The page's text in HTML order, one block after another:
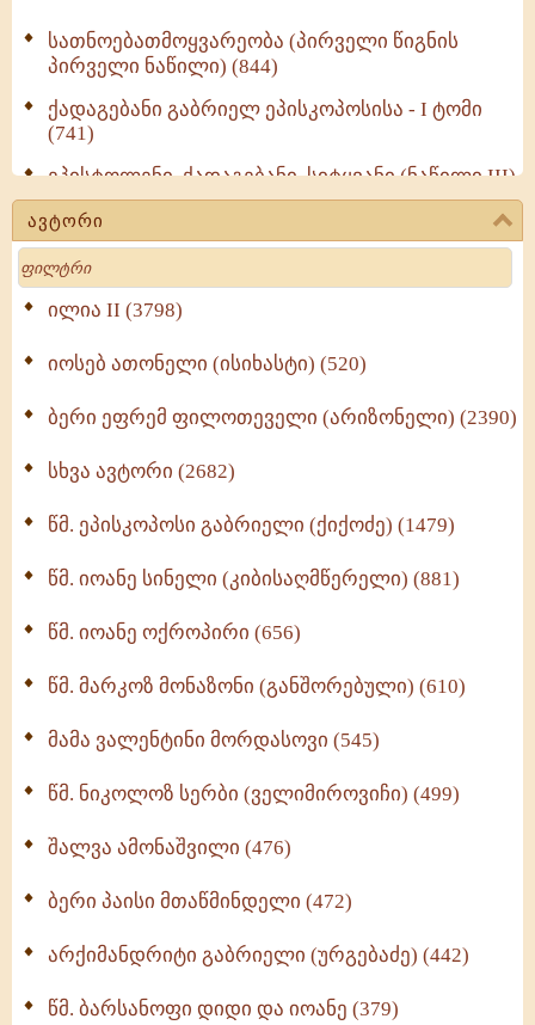
სათნოებათმოყვარეობა (პირველი წიგნის
პირველი ნაწილი) (844)
ქადაგებანი გაბრიელ ეპისკოპოსისა - I ტომი
(741)
ეპისტოლენი, ქადაგებანი, სიტყვანი (ნაწილი III)
(723)
მოძღვრის ძალზე სასარგებლო რჩევები
მრევლისათვის (545)
Wisdomge (514)
ქადაგებანი გაბრიელ ეპისკოპოსისა - II ტომი
სულიერი ცხოვრების სახელმძღვანელო -
ნაწილი II (369)
ავტორი
Search
ილია II (3798)
იოსებ ათონელი (ისიხასტი) (520)
ბერი ეფრემ ფილოთეველი (არიზონელი) (2390)
სხვა ავტორი (2682)
წმ. ეპისკოპოსი გაბრიელი (ქიქოძე) (1479)
წმ. იოანე სინელი (კიბისაღმწერელი) (881)
წმ. იოანე ოქროპირი (656)
წმ. მარკოზ მონაზონი (განშორებული) (610)
მამა ვალენტინი მორდასოვი (545)
წმ. ნიკოლოზ სერბი (ველიმიროვიჩი) (499)
შალვა ამონაშვილი (476)
ბერი პაისი მთაწმინდელი (472)
არქიმანდრიტი გაბრიელი (ურგებაძე) (442)
წმ. ბარსანოფი დიდი და იოანე (379)